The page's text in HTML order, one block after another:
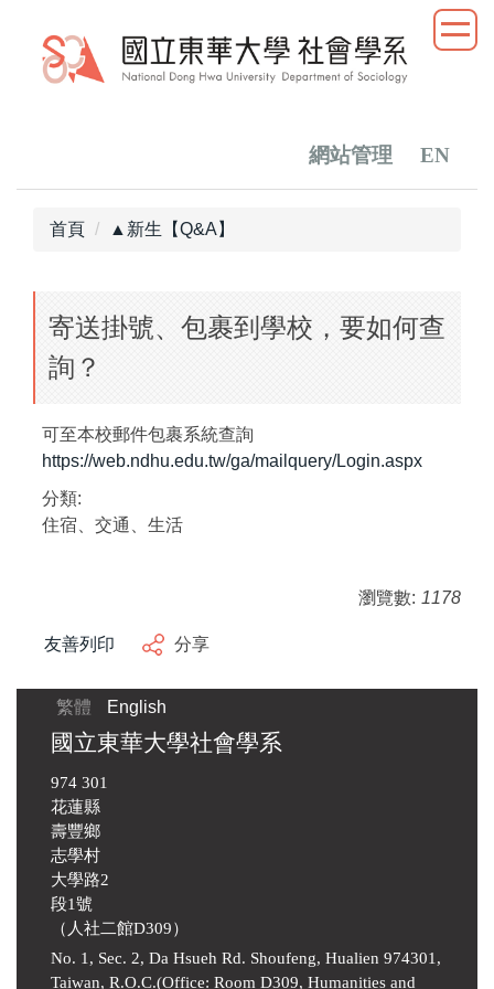
網站管理 EN
首頁 ▲新生【Q&A】
寄送掛號、包裹到學校，要如何查
詢？
可至本校郵件包裹系統查詢
https://web.ndhu.edu.tw/ga/mailquery/Login.aspx
分類:
住宿、交通、生活
瀏覽數: 1178
友善列印 分享
繁體 English
國立東華大學社會學系
974 301
花蓮縣
壽豐鄉
志學村
大學路2
段1號
（人社二館D309）
No. 1, Sec. 2, Da Hsueh Rd. Shoufeng, Hualien 974301,
Taiwan, R.O.C.(Office: Room D309, Humanities and